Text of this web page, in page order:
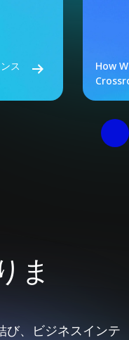
ス
How
ま
び、ビジネスインテ